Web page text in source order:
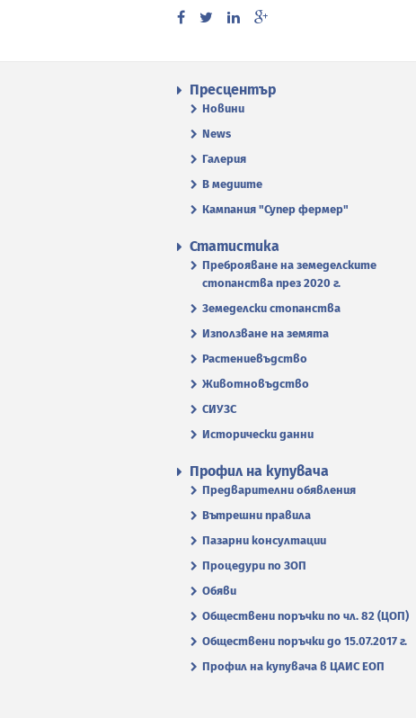
Пресцентър
Новини
News
Галерия
В медиите
Кампания "Супер фермер"
Статистика
Преброяване на земеделските
стопанства през 2020 г.
Земеделски стопанства
Използване на земята
Растениевъдство
Животновъдство
СИУЗС
Исторически данни
Профил на купувача
Предварителни обявления
Вътрешни правила
Пазарни консултации
Процедури по ЗОП
Обяви
Обществени поръчки по чл. 82 (ЦОП)
Обществени поръчки до 15.07.2017 г.
Профил на купувача в ЦАИС ЕОП